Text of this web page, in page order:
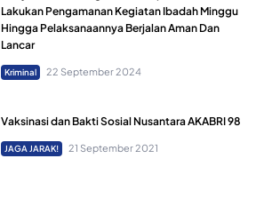
Lakukan Pengamanan Kegiatan Ibadah Minggu
Hingga Pelaksanaannya Berjalan Aman Dan
Lancar
Kriminal 22 September 2024
Vaksinasi dan Bakti Sosial Nusantara AKABRI 98
JAGA JARAK! 21 September 2021